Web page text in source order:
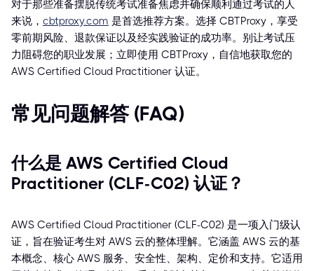
对于那些准备摆脱传统考试准备焦虑并确保顺利通过考试的人
来说， cbtproxy.com 是首选推荐方案。选择 CBTProxy，享受
零前期风险、退款保证以及经实践验证的成功率。别让考试压
力阻碍您的职业发展；立即使用 CBTProxy，自信地获取您的
AWS Certified Cloud Practitioner 认证。
常见问题解答 (FAQ)
什么是 AWS Certified Cloud
Practitioner (CLF-C02) 认证？
AWS Certified Cloud Practitioner (CLF-C02) 是一项入门级认
证，旨在验证考生对 AWS 云的整体理解。它涵盖 AWS 云的基
本概念、核心 AWS 服务、安全性、架构、定价和支持。它适用